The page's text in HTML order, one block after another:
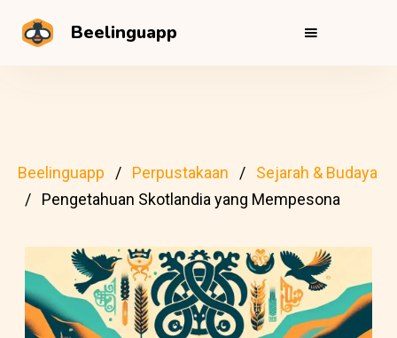
Beelinguapp
Beelinguapp Perpustakaan
Sejarah & Budaya
Pengetahuan Skotlandia yang Mempesona